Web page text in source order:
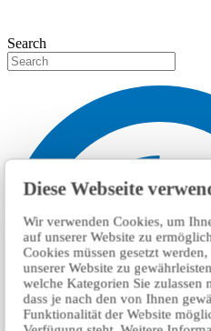
Diese Webseite
Wir verwenden Cookies, um
auf unserer Website zu
Cookies müssen gesetzt
unserer Website zu
welche Kategorien Sie zulassen
dass je nach den von Ihnen
Funktionalität der Website
Search